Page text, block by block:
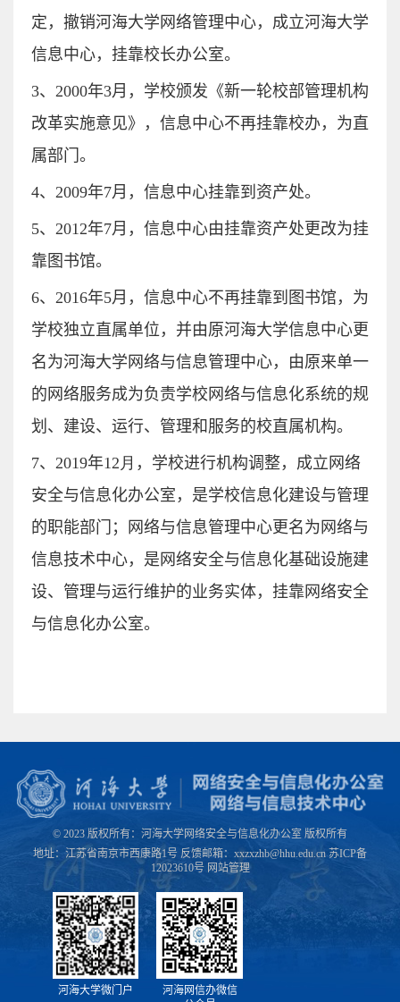
定，撤销河海大学网络管理中心，成立河海大学
信息中心，挂靠校长办公室。
3、 2000年3月 ，学校颁发《新一轮校部管理机构
改革实施意见》，信息中心不再挂靠校办，为直
属部门。
4、 2009年7月，信息中心挂靠到资产处。
5、 2012年7月，信息中心由挂靠资产处更改为挂
靠图书馆。
6、 2016年5月，信息中心不再挂靠到图书馆，为
学校独立直属单位，并由原河海大学信息中心更
名为河海大学网络与信息管理中心，由原来单一
的网络服务成为负责学校网络与信息化系统的规
划、建设、运行、管理和服务的校直属机构。
7、 2019年12月 ，学校进行机构调整，成立网络
安全与信息化办公室，是学校信息化建设与管理
的职能部门；网络与信息管理中心更名为网络与
信息技术中心，是网络安全与信息化基础设施建
设、管理与运行维护的业务实体，挂靠网络安全
与信息化办公室。
© 2023 版权所有：河海大学网络安全与信息化办公室 版权所有
地址：江苏省南京市西康路1号 反馈邮箱：xxzxzhb@hhu.edu.cn 苏ICP备
12023610号 网站管理
河海大学微门户
河海网信办微信